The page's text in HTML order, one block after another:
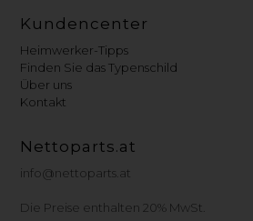
Kundencenter
Heimwerker-Tipps
Finden Sie das Typenschild
Über uns
Kontakt
Nettoparts.at
info@nettoparts.at
Die Preise enthalten 20% MwSt.